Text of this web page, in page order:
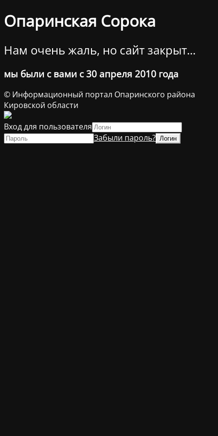
Опаринская Сорока
Нам очень жаль, но сайт закрыт...
мы были с вами с 30 апреля 2010 года
© Информационный портал Опаринского района
Кировской области
Вход для пользователя
Забыли пароль?